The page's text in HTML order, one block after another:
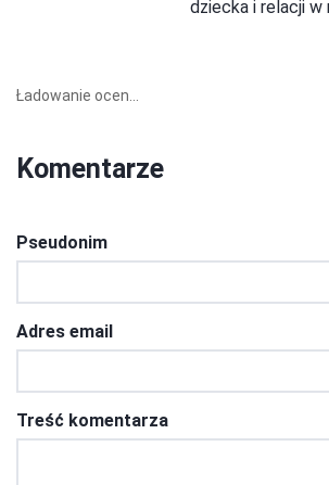
dziecka i relacji w
Ładowanie ocen...
Komentarze
Pseudonim
Adres email
Treść komentarza